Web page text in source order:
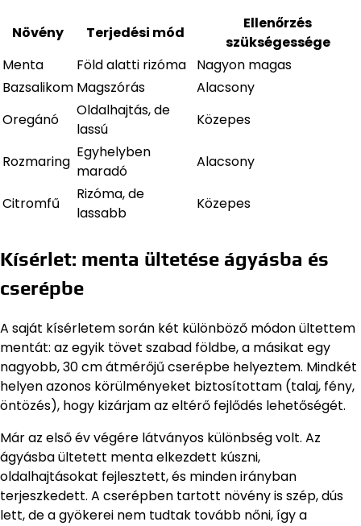
Növény Terjedési mód
Ellenőrzés
szükségessége
Menta
Föld alatti rizóma
Nagyon magas
Bazsalikom Magszórás
Alacsony
Oregánó
Oldalhajtás, de
lassú
Közepes
Rozmaring
Egyhelyben
maradó
Alacsony
Citromfű
Rizóma, de
lassabb
Közepes
Kísérlet: menta ültetése ágyásba és
cserépbe
A saját kísérletem során két különböző módon ültettem
mentát: az egyik tövet szabad földbe, a másikat egy
nagyobb, 30 cm átmérőjű cserépbe helyeztem. Mindkét
helyen azonos körülményeket biztosítottam (talaj, fény,
öntözés), hogy kizárjam az eltérő fejlődés lehetőségét.
Már az első év végére látványos különbség volt. Az
ágyásba ültetett menta elkezdett kúszni,
oldalhajtásokat fejlesztett, és minden irányban
terjeszkedett. A cserépben tartott növény is szép, dús
lett, de a gyökerei nem tudtak tovább nőni, így a